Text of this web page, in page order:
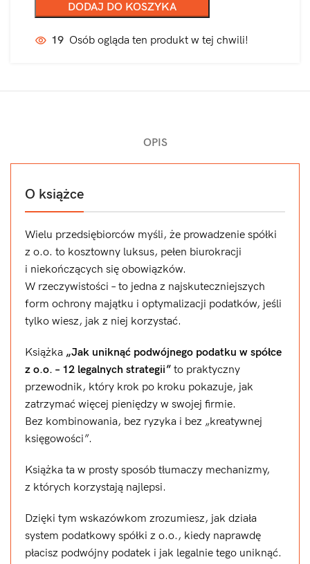
DODAJ DO KOSZYKA
19 Osób ogląda ten produkt w tej chwili!
OPIS
O książce
Wielu przedsiębiorców myśli, że prowadzenie spółki
z o.o. to kosztowny luksus, pełen biurokracji
i niekończących się obowiązków.
W rzeczywistości – to jedna z najskuteczniejszych
form ochrony majątku i optymalizacji podatków, jeśli
tylko wiesz, jak z niej korzystać.
Książka „Jak uniknąć podwójnego podatku w spółce
z o.o. – 12 legalnych strategii” to praktyczny
przewodnik, który krok po kroku pokazuje, jak
zatrzymać więcej pieniędzy w swojej firmie.
Bez kombinowania, bez ryzyka i bez „kreatywnej
księgowości”.
Książka ta w prosty sposób tłumaczy mechanizmy,
z których korzystają najlepsi.
Dzięki tym wskazówkom zrozumiesz, jak działa
system podatkowy spółki z o.o., kiedy naprawdę
płacisz podwójny podatek i jak legalnie tego uniknąć.